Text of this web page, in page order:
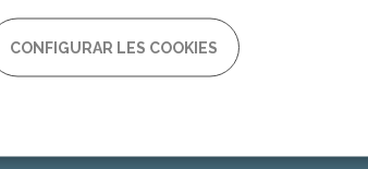
CONFIGURAR LES COOKIES